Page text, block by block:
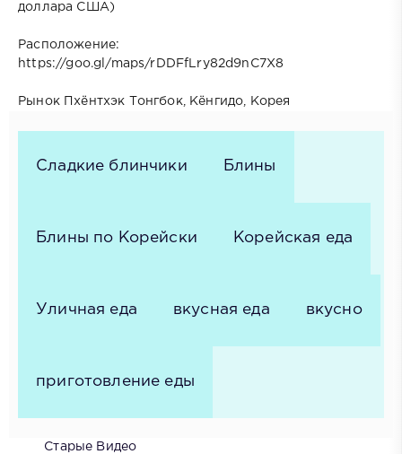
доллара США)
Расположение:
https://goo.gl/maps/rDDFfLry82d9nC7X8
Рынок Пхёнтхэк Тонгбок, Кёнгидо, Корея
Сладкие блинчики Блины
Блины по Корейски Корейская еда
Уличная еда вкусная еда вкусно
приготовление еды
Старые Видео